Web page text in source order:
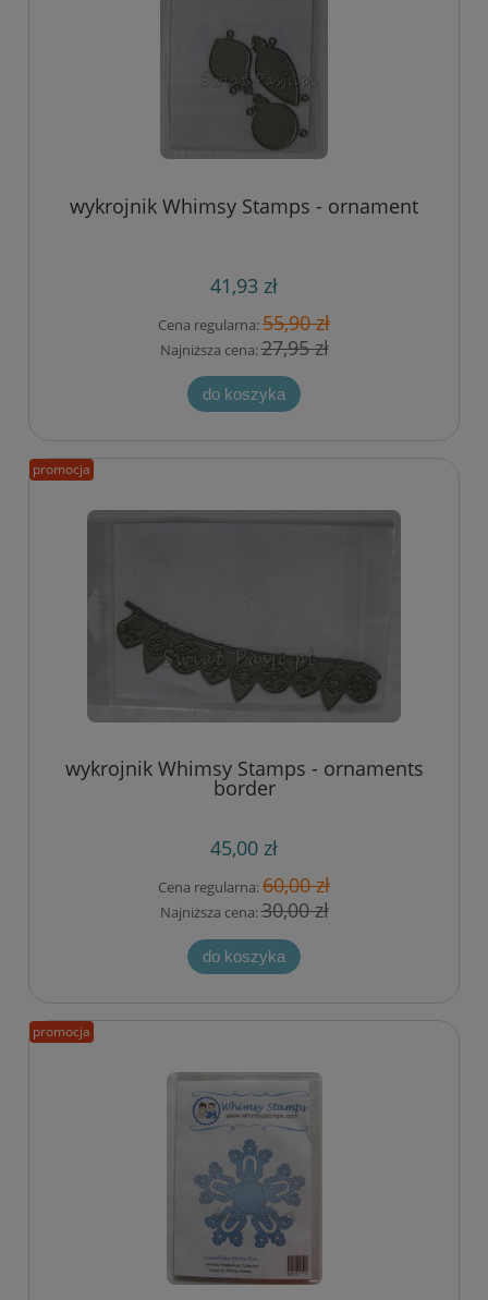
wykrojnik Whimsy Stamps - ornament
41,93 zł
Cena regularna:55,90 zł
Najniższa cena:27,95 zł
do koszyka
wykrojnik Whimsy Stamps - ornaments
border
45,00 zł
Cena regularna:60,00 zł
Najniższa cena:30,00 zł
do koszyka
promocja
promocja